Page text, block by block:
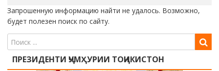
Запрошенную информацию найти не удалось. Возможно,
будет полезен поиск по сайту.
ПРЕЗИДЕНТИ ҶУМҲУРИИ ТОҶИКИСТОН